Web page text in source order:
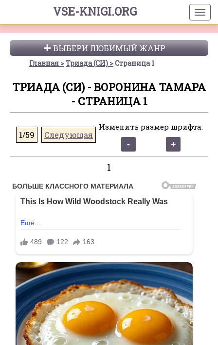
VSE-KNIGI.ORG
ВЫБЕРИ ЛЮБИМЫЙ ЖАНР
Главная Триада (СИ) Страница 1
ТРИАДА (СИ) - ВОРОНИНА ТАМАРА
- СТРАНИЦА 1
1/59 Следующая
Изменить размер шрифта:
1